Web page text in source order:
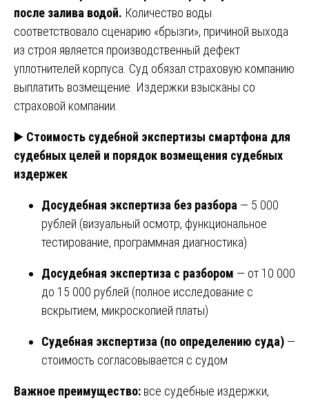
после залива водой. Количество воды
соответствовало сценарию «брызги», причиной выхода
из строя является производственный дефект
уплотнителей корпуса. Суд обязал страховую компанию
выплатить возмещение. Издержки взысканы со
страховой компании.
▶️ Стоимость судебной экспертизы смартфона для
судебных целей и порядок возмещения судебных
издержек
Досудебная экспертиза без разбора — 5 000
рублей (визуальный осмотр, функциональное
тестирование, программная диагностика)
Досудебная экспертиза с разбором — от 10 000
до 15 000 рублей (полное исследование с
вскрытием, микроскопией платы)
Судебная экспертиза (по определению суда) —
стоимость согласовывается с судом
Важное преимущество: все судебные издержки,